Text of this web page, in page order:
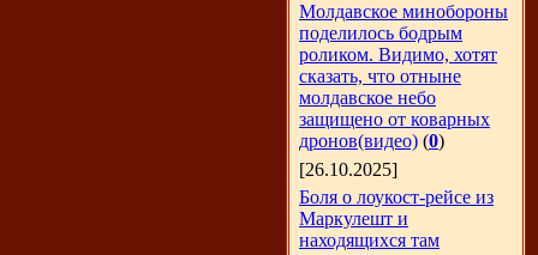
Молдавское минобороны
поделилось бодрым
роликом. Видимо, хотят
сказать, что отныне
молдавское небо
защищено от коварных
дронов(видео) (0)
[26.10.2025]
Боля о лоукост-рейсе из
Маркулешт и
находящихся там